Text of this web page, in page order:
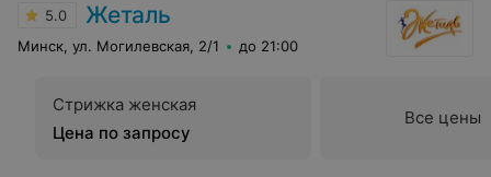
5.0 Жеталь
Минск, ул. Могилевская, 2/1 до 21:00
Стрижка женская
Цена по запросу
Все цены